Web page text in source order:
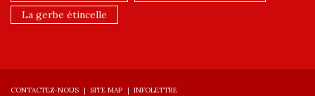
La gerbe étincelle
CONTACTEZ-NOUS SITE MAP INFOLETTRE